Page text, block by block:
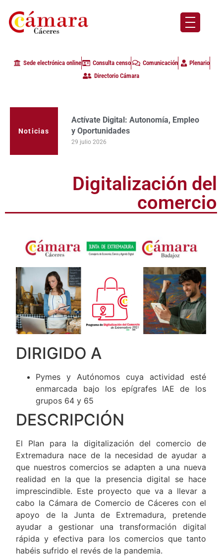
Sede electrónica online Consulta censo Comunicación
Plenario
Directorio Cámara
Noticias
Actívate Digital: Autonomía, Empleo
y Oportunidades
29 julio 2026
La Cámara de Comercio de Cáceres
clausura con alta participación de
empresas en la primera edición del
23 julio 2026
Digitalización del
comercio
DIRIGIDO A
Pymes y Autónomos cuya actividad esté
enmarcada bajo los epígrafes IAE de los
grupos 64 y 65
DESCRIPCIÓN
El Plan para la digitalización del comercio de
Extremadura nace de la necesidad de ayudar a
que nuestros comercios se adapten a una nueva
realidad en la que la presencia digital se hace
imprescindible. Este proyecto que va a llevar a
cabo la Cámara de Comercio de Cáceres con el
apoyo de la Junta de Extremadura, pretende
ayudar a gestionar una transformación digital
rápida y efectiva para los comercios que tanto
habéis sufrido el revés de la pandemia.